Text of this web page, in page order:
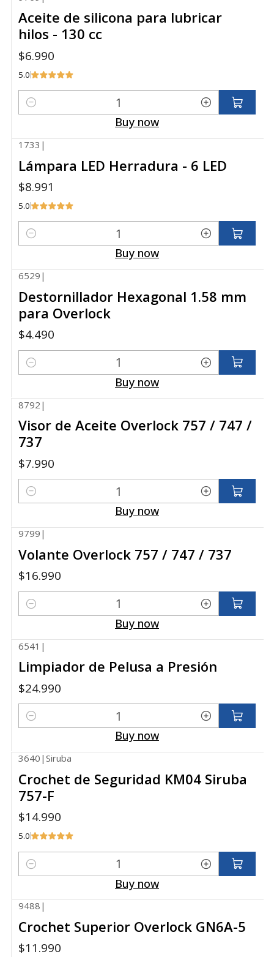
Aceite de silicona para lubricar
hilos - 130 cc
$6.990
5.0
Quantity
Buy now
1733 |
Lámpara LED Herradura - 6 LED
$8.991
5.0
Quantity
Buy now
6529 |
Destornillador Hexagonal 1.58 mm
para Overlock
$4.490
Quantity
Buy now
8792 |
Visor de Aceite Overlock 757 / 747 /
737
$7.990
Quantity
Buy now
9799 |
Volante Overlock 757 / 747 / 737
$16.990
Quantity
Buy now
6541 |
Limpiador de Pelusa a Presión
$24.990
Quantity
Buy now
3640 |Siruba
Crochet de Seguridad KM04 Siruba
757-F
$14.990
5.0
Quantity
Buy now
9488 |
Crochet Superior Overlock GN6A-5
$11.990